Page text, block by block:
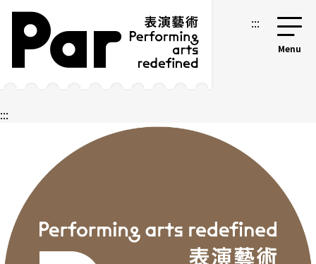
跳到主要內容區塊
網站導覽 :::
:::